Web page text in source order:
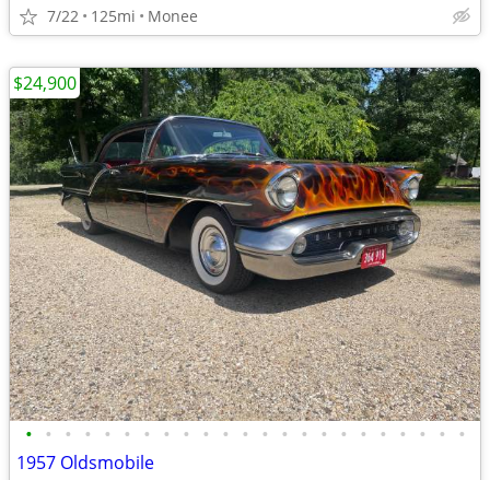
7/22 125mi Monee
• • • • • • • • • • • • • • • • • • • • • • •
1957 Oldsmobile
$24,900